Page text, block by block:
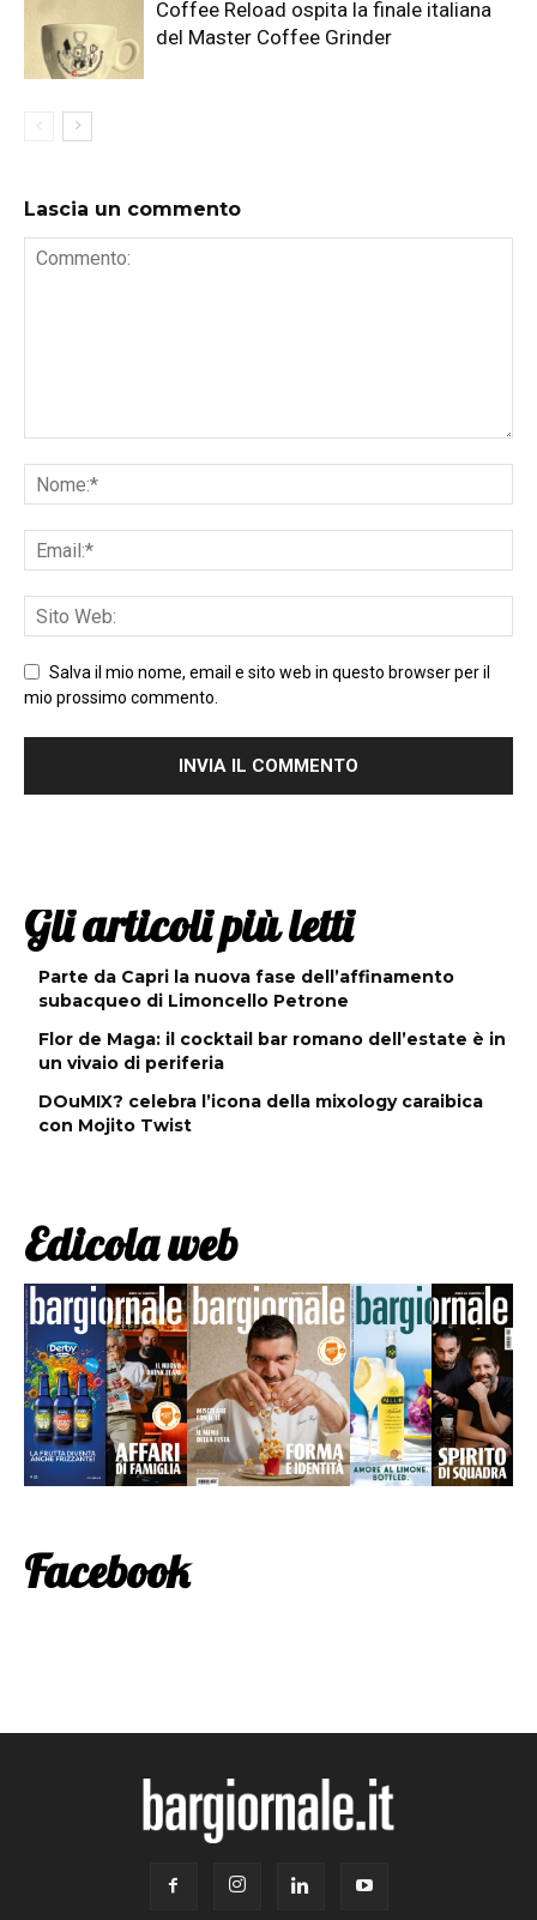
Coffee Reload ospita la finale italiana
del Master Coffee Grinder
Lascia un commento
Salva il mio nome, email e sito web in questo browser per il
mio prossimo commento.
Gli articoli più letti
Parte da Capri la nuova fase dell’affinamento
subacqueo di Limoncello Petrone
Flor de Maga: il cocktail bar romano dell’estate è in
un vivaio di periferia
DOuMIX? celebra l’icona della mixology caraibica
con Mojito Twist
Edicola web
Facebook